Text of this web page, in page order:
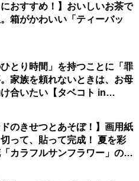
におすすめ！】おいしいお茶で
箱がかわいい「ティーバッ
ひとり時間」を持つことに「罪
家族を頼れないときは、お母
合いたい【タベコト in
ドのきせつとあそぼ！】画用紙
って、貼って完成！ 夏を彩
カラフルサンフラワー」の作